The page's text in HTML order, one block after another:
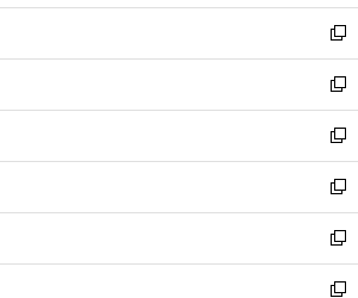
し
い
ウ
ィ
ン
ド
ウ
で
開
く
新
し
い
ウ
ィ
ン
ド
ウ
で
開
く
新
し
い
ウ
ィ
ン
ド
ウ
で
新
し
い
ウ
ィ
ン
ド
新
し
い
ウ
ィ
新
し
い